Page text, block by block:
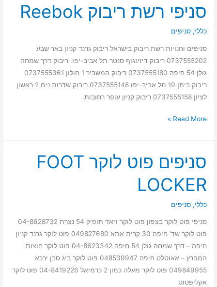
סניפי רשת ריבוק Reebok
כללי,סניפים
סניפים וחנויות רשת ריבוק בישראל ריבוק גרנד קניון באר שבע
0737555202 ריבוק דיזינגוף סנטר תל אביב-יפו. ריבוק דרך שמחה
גולן 54 חיפה 0737555180 ריבוק המשביר 1 חולון 0737555361
ריבוק ביתן 19 תל אביב-יפו 0737555148 ריבוק שדרות נים 2 ראשון
לציון 0737555158 ריבוק קניון עופר רחובות.
סניפי
רשת
ריבוק
Read More »
סניפים פוט לוקר FOOT
LOCKER
כללי,סניפים
סניפי פוט לוקר בצפון פוט לוקר זיאד תופיק 54 נצרת 04-8628732
פוט לוקר שד' חיפה 30 קרית אתא 049827680 פוט לוקר גרנד קניון
חיפה – דרך שמחה גולן 54 חיפה 04-8623342 פוט לוקר חוצות
המפרץ – אאוטלט חיפה 048539947 פוט לוקר ביג סבן ירכא
049849955 פוט לוקר מעלה כמון 2 כרמיאל 04-8419226 פוט לוקר
אקליפטוס
סניפים
פוט
לוקר
FOOT
LOCKER